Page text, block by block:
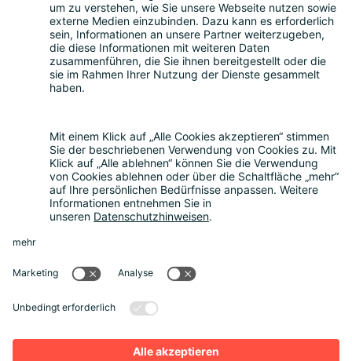
Themen
Bitkom Events App
Über uns
Rückblick
Kontakt
Sonstiges
Partner werden
Rechtliches
Datenschutz
Cookie-Einstellungen